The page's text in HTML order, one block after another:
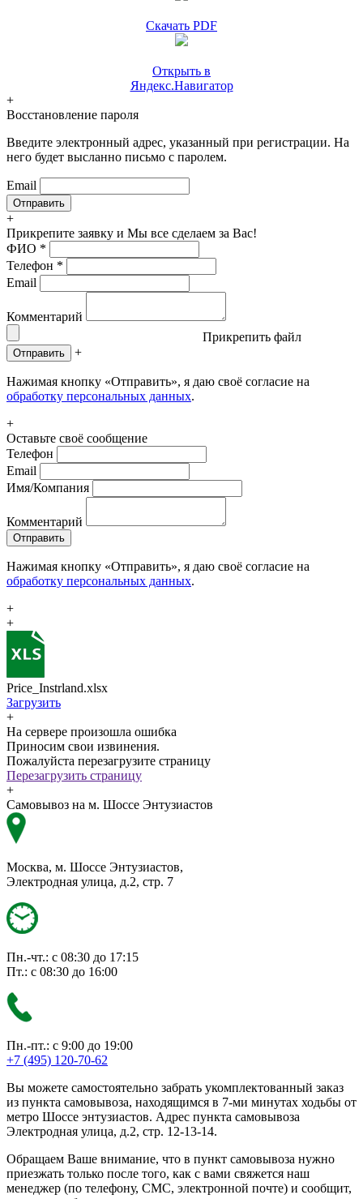
Скачать PDF
Открыть в
Яндекс.Навигатор
+
Восстановление пароля
Введите электронный адрес, указанный при регистрации. На
него будет высланно письмо с паролем.
Email
+
Прикрепите заявку и Мы все сделаем за Вас!
ФИО *
Телефон *
Email
Комментарий
Прикрепить файл
Отправить +
Нажимая кнопку «Отправить», я даю своё согласие на
обработку персональных данных.
+
Оставьте своё сообщение
Телефон
Email
Имя/Компания
Комментарий
Отправить
Нажимая кнопку «Отправить», я даю своё согласие на
обработку персональных данных.
+
+
Price_Instrland.xlsx
Загрузить
+
На сервере произошла ошибка
Приносим свои извинения.
Пожалуйста перезагрузите страницу
Перезагрузить страницу
+
Самовывоз на м. Шоссе Энтузиастов
Москва, м. Шоссе Энтузиастов,
Электродная улица, д.2, стр. 7
Пн.-чт.: с 08:30 до 17:15
Пт.: с 08:30 до 16:00
Пн.-пт.: с 9:00 до 19:00
+7 (495) 120-70-62
Вы можете самостоятельно забрать укомплектованный заказ
из пункта самовывоза, находящимся в 7-ми минутах ходьбы от
метро Шоссе энтузиастов. Адрес пункта самовывоза
Электродная улица, д.2, стр. 12-13-14.
Обращаем Ваше внимание, что в пункт самовывоза нужно
приезжать только после того, как с вами свяжется наш
менеджер (по телефону, СМС, электронной почте) и сообщит,